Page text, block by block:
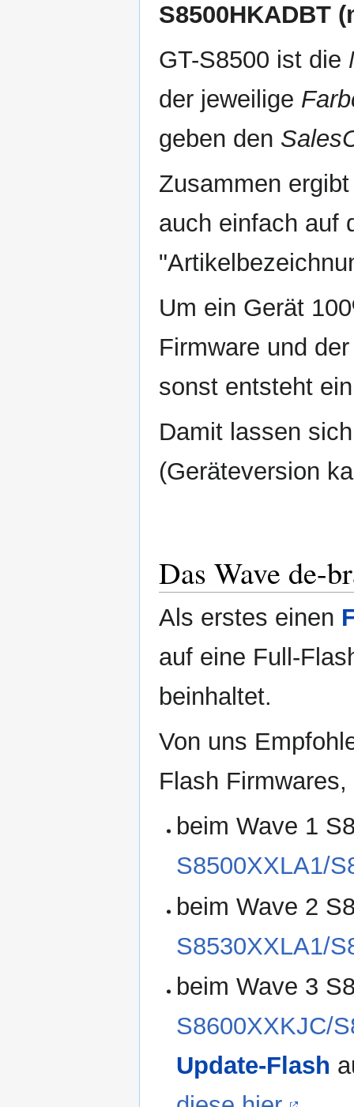
S8500HKADBT
GT-S8500 ist die
der jeweilige
geben den
Zusammen
auch einfach auf
Um ein Gerät
Firmware und
sonst entsteht
Damit lassen
(Geräteversion
Das Wave de-
Als erstes einen
auf eine Full-
beinhaltet.
Von uns
Flash Firmwares,
beim Wave 1
S8500XXLA1/
beim Wave 2
S8530XXLA1/
beim Wave 3
S8600XXKJC/
Update-Flash